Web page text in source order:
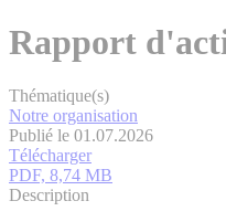
Rapport
Thématique(s)
Notre organisation
Publié le 01.07.2026
Télécharger
PDF, 8,74 MB
Description